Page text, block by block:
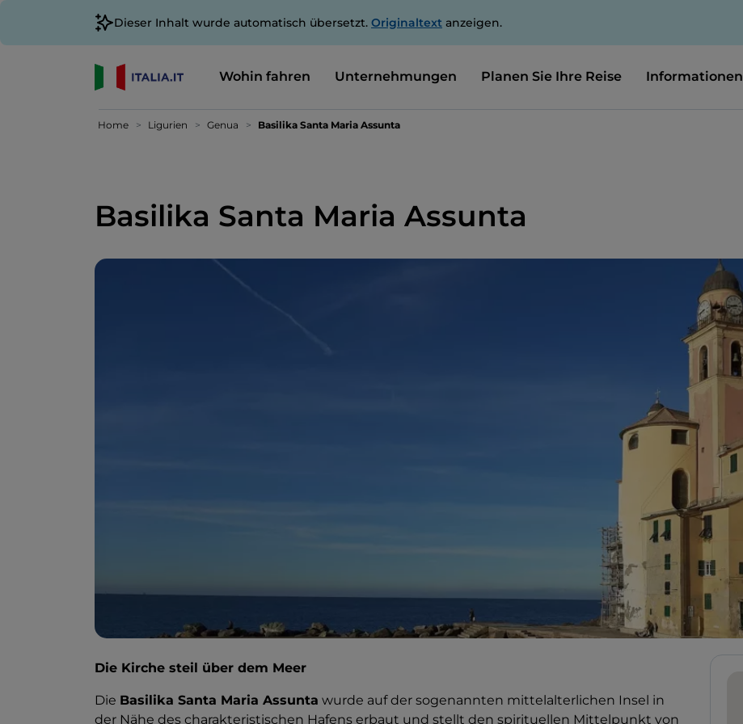
Dieser Inhalt wurde automatisch übersetzt. Originaltext anzeigen.
Wohin fahren Unternehmungen Planen Sie Ihre Reise Informationen
Home Ligurien Genua Basilika Santa Maria Assunta
Basilika Santa Maria Assunta
Die Kirche steil über dem Meer
Die Basilika Santa Maria Assunta wurde auf der sogenannten mittelalterlichen Insel in
der Nähe des charakteristischen Hafens erbaut und stellt den spirituellen Mittelpunkt von